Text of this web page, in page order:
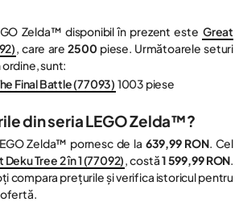
Zelda™ disponibil în prezent este Great
, care are2500piese. Următoarele seturi
ordine, sunt:
Final Battle (77093) 1003 piese
din seria LEGO Zelda™?
Zelda™ pornesc de la 639,99 RON. Cel
Deku Tree 2 în 1 (77092), costă1 599,99 RON.
compara prețurile și verifica istoricul pentru
ofertă.